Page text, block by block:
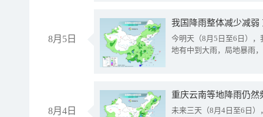
8月5日
我国降雨整体减少减弱
今明天（8月5日至6日）
地有中到大雨，局地暴雨
8月4日
重庆云南等地降雨仍然
未来三天（8月4日至6日